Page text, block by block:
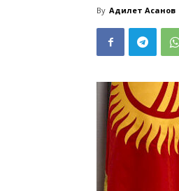
By Адилет Асанов